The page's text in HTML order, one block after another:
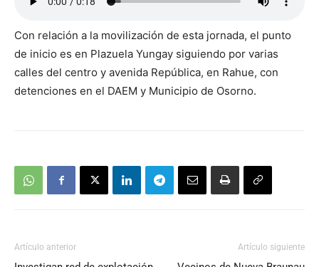
Con relación a la movilización de esta jornada, el punto
de inicio es en Plazuela Yungay siguiendo por varias
calles del centro y avenida República, en Rahue, con
detenciones en el DAEM y Municipio de Osorno.
Artículo anterior Artículo siguiente